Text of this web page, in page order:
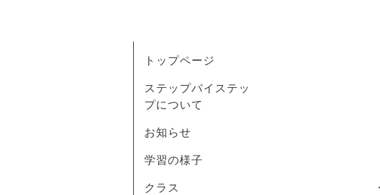
トップページ
ステップバイステッ
プについて
お知らせ
学習の様子
クラス